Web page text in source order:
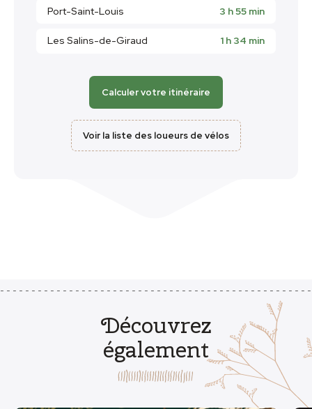
Port-Saint-Louis 3 h 55 min
Les Salins-de-Giraud 1 h 34 min
Calculer votre itinéraire
Voir la liste des loueurs de vélos
Découvrez
également